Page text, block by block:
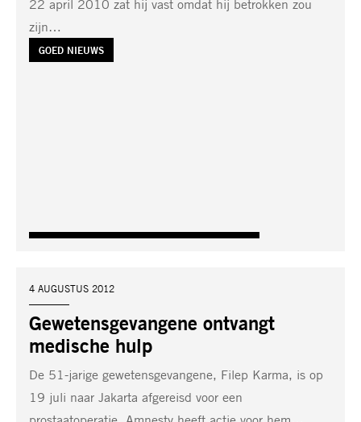
TAG:
GOED NIEUWS
22 april 2010 zat hij vast omdat hij betrokken zou
zijn…
Gewetensgevangene ontvangt
medische hulp
DATUM:
4 AUGUSTUS 2012
De 51-jarige gewetensgevangene, Filep Karma, is op
19 juli naar Jakarta afgereisd voor een